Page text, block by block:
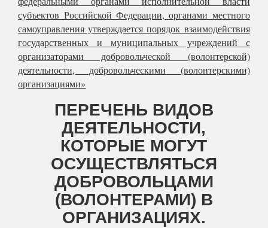
субъектов Российской Федерации, органами местного
самоуправления утверждается порядок взаимодействия
государственных и муниципальных учреждений с
организаторами добровольческой (волонтерской)
деятельности, добровольческими (волонтерскими)
организациями»
ПЕРЕЧЕНЬ ВИДОВ
ДЕЯТЕЛЬНОСТИ,
КОТОРЫЕ МОГУТ
ОСУЩЕСТВЛЯТЬСЯ
ДОБРОВОЛЬЦАМИ
(ВОЛОНТЕРАМИ) В
ОРГАНИЗАЦИЯХ.